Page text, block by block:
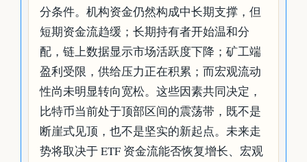
分条件。机构资金仍然构成中长期支撑，但
短期资金流趋缓；长期持有者开始温和分
配，链上数据显示市场活跃度下降；矿工端
盈利受限，供给压力正在积累；而宏观流动
性尚未明显转向宽松。这些因素共同决定，
比特币当前处于顶部区间的震荡带，既不是
断崖式见顶，也不是坚实的新起点。未来走
势将取决于 ETF 资金流能否恢复增长、宏观